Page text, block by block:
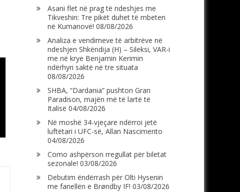
Asani flet në prag të ndeshjes me
Tikveshin: Tre pikët duhet të mbeten
në Kumanovë! 08/08/2026
Analiza e vendimeve të arbitrëve në
ndeshjen Shkëndija (H) – Sileksi, VAR-i
me në krye Benjamin Kerimin
ndërhyri saktë në tre situata
08/08/2026
SHBA, “Dardania” pushton Gran
Paradison, majën më të lartë të
Italisë 04/08/2026
Në moshë 34-vjeçare ndërroi jetë
luftëtari i UFC-së, Allan Nascimento
04/08/2026
Como ashpërson rregullat për biletat
sezonale! 03/08/2026
Debutim ëndërrash për Olti Hysenin
me fanellën e Brøndby IF! 03/08/2026